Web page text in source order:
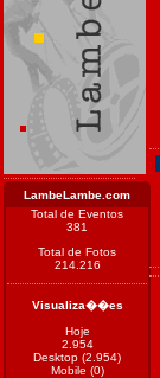
LambeLambe.com
Total de Eventos
381
Total de Fotos
214.216
Visualiza��es
Hoje
2.954
Desktop (2.954)
Mobile (0)